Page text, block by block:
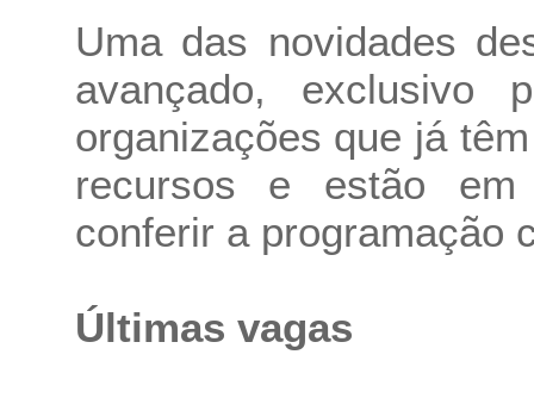
Uma das novidades
avançado, exclusivo
organizações que já
recursos e estão
conferir a programação
Últimas vagas